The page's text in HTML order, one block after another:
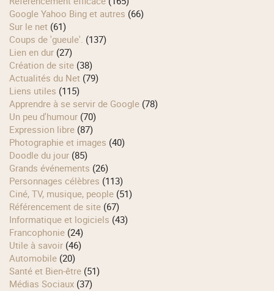
Google Yahoo Bing et autres (66)
Sur le net (61)
Coups de 'gueule'. (137)
Lien en dur (27)
Création de site (38)
Actualités du Net (79)
Liens utiles (115)
Apprendre à se servir de Google (78)
Un peu d'humour (70)
Expression libre (87)
Photographie et images (40)
Doodle du jour (85)
Grands événements (26)
Personnages célèbres (113)
Ciné, TV, musique, people (51)
Référencement de site (67)
Informatique et logiciels (43)
Francophonie (24)
Utile à savoir (46)
Automobile (20)
Santé et Bien-être (51)
Médias Sociaux (37)